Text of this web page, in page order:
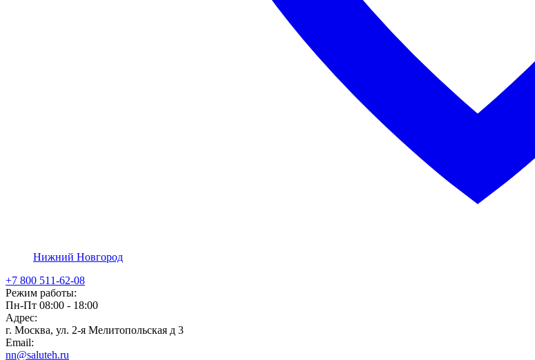
Нижний Новгород
+7 800 511-62-08
Режим работы:
Пн-Пт 08:00 - 18:00
Адрес:
г. Москва, ул. 2-я Мелитопольская д 3
Email:
nn@saluteh.ru